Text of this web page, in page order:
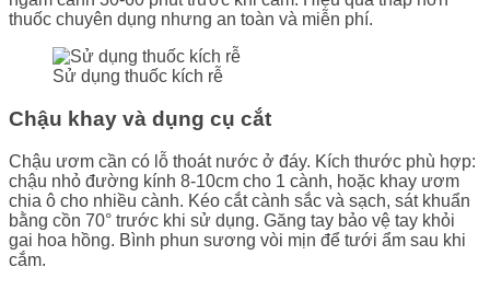
thuốc chuyên dụng nhưng an toàn và miễn phí.
Sử dụng thuốc kích rễ
Chậu khay và dụng cụ cắt
Chậu ươm cần có lỗ thoát nước ở đáy. Kích thước phù hợp:
chậu nhỏ đường kính 8-10cm cho 1 cành, hoặc khay ươm
chia ô cho nhiều cành. Kéo cắt cành sắc và sạch, sát khuẩn
bằng cồn 70° trước khi sử dụng. Găng tay bảo vệ tay khỏi
gai hoa hồng. Bình phun sương vòi mịn để tưới ẩm sau khi
cắm.